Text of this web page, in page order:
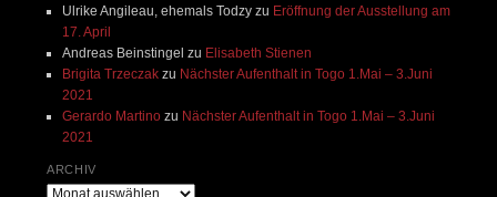
Ulrike Angileau, ehemals Todzyzu Eröffnung der Ausstellung am
17. April
Andreas Beinstingel zu Elisabeth Stienen
Brigita Trzeczakzu Nächster Aufenthalt in Togo 1.Mai – 3.Juni
2021
Gerardo Martinozu Nächster Aufenthalt in Togo 1.Mai – 3.Juni
2021
ARCHIV
Archiv